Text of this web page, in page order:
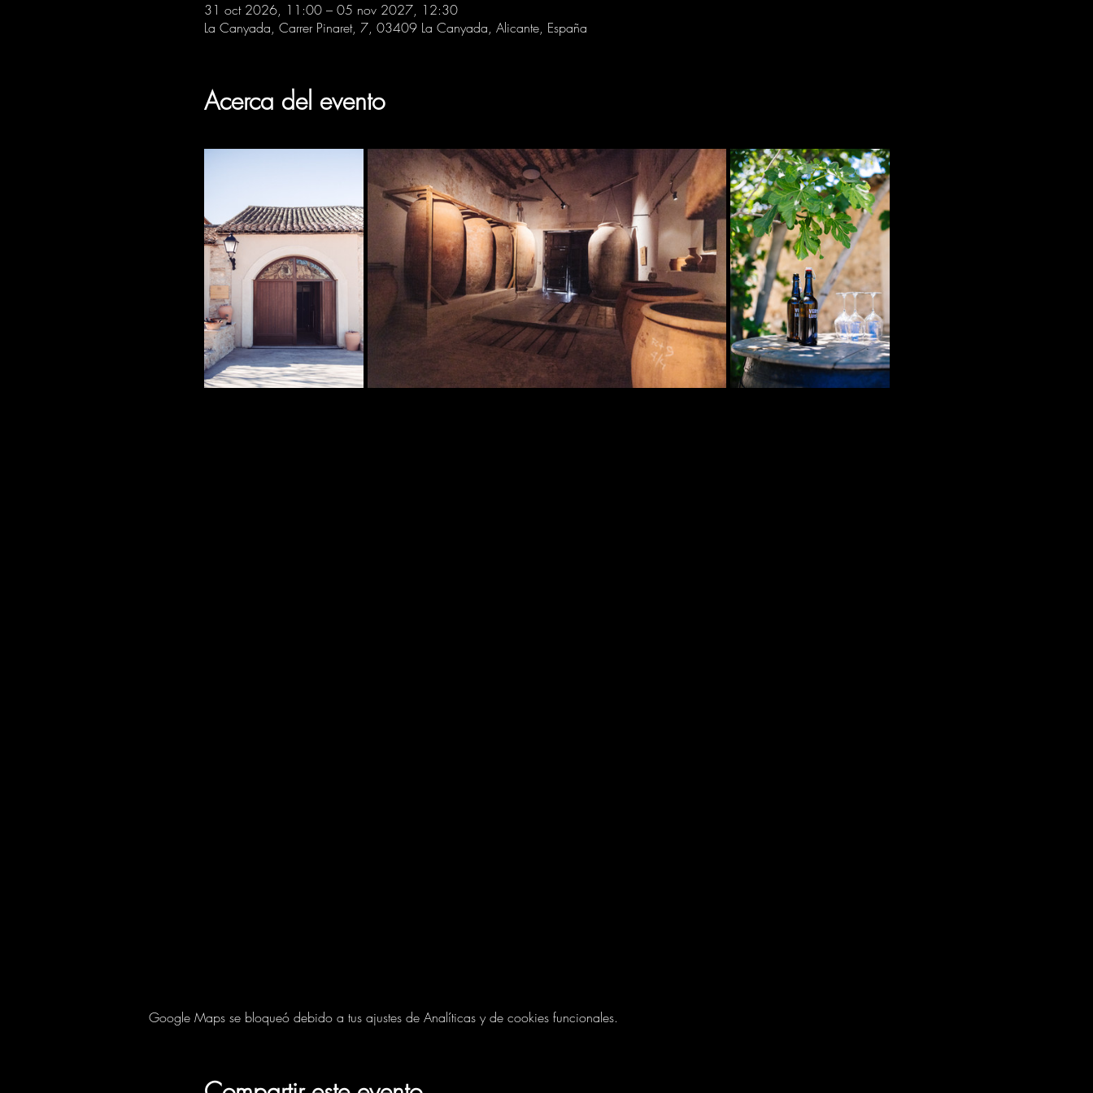
31 oct 2026, 11:00 – 05 nov 2027, 12:30
La Canyada, Carrer Pinaret, 7, 03409 La Canyada, Alicante, España
Acerca del evento
Google Maps se bloqueó debido a tus ajustes de Analíticas y de cookies funcionales.